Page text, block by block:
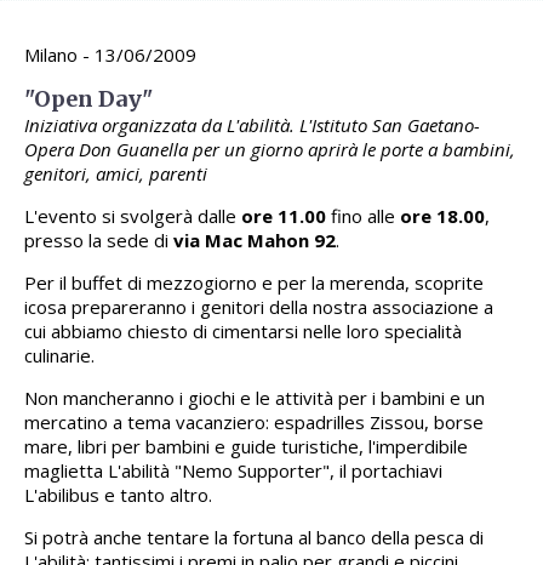
Archivio appuntamenti
Milano - 13/06/2009
"Open Day"
Iniziativa organizzata da L'abilità. L'Istituto San Gaetano-
Opera Don Guanella per un giorno aprirà le porte a bambini,
genitori, amici, parenti
L'evento si svolgerà dalle ore 11.00 fino alle ore 18.00,
presso la sede di via Mac Mahon 92.
Per il buffet di mezzogiorno e per la merenda, scoprite
icosa prepareranno i genitori della nostra associazione a
cui abbiamo chiesto di cimentarsi nelle loro specialità
culinarie.
Non mancheranno i giochi e le attività per i bambini e un
mercatino a tema vacanziero: espadrilles Zissou, borse
mare, libri per bambini e guide turistiche, l'imperdibile
maglietta L'abilità "Nemo Supporter", il portachiavi
L'abilibus e tanto altro.
Si potrà anche tentare la fortuna al banco della pesca di